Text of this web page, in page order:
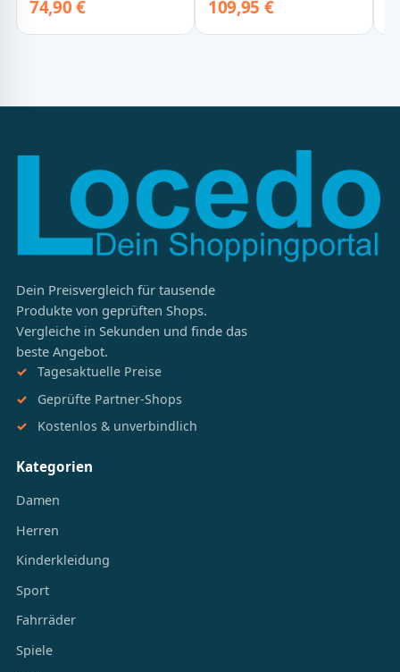
74,90 € 109,95 €
Dein Preisvergleich für tausende
Produkte von geprüften Shops.
Vergleiche in Sekunden und finde das
beste Angebot.
Tagesaktuelle Preise
Geprüfte Partner-Shops
Kostenlos & unverbindlich
Kategorien
Damen
Herren
Kinderkleidung
Sport
Fahrräder
Spiele